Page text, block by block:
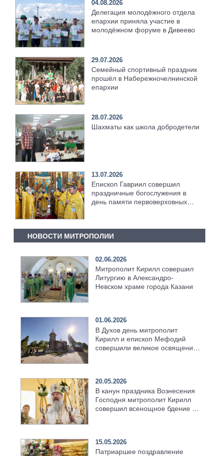
04.08.2026
Делегация молодёжного отдела
епархии приняла участие в
молодёжном форуме в Дивеево
29.07.2026
Семейный спортивный праздник
прошёл в Набережночелнинской
епархии
28.07.2026
Шахматы как школа добродетели
13.07.2026
Епископ Гавриил совершил
праздничные богослужения в
день памяти первоверховных
НОВОСТИ МИТРОПОЛИИ
02.06.2026
Митрополит Кирилл совершил
Литургию в Александро-
Невском храме города Казани
01.06.2026
В Духов день митрополит
Кирилл и епископ Мефодий
совершили великое освящение
20.05.2026
В канун праздника Вознесения
Господня митрополит Кирилл
совершил всенощное бдение в
15.05.2026
Патриаршее поздравление